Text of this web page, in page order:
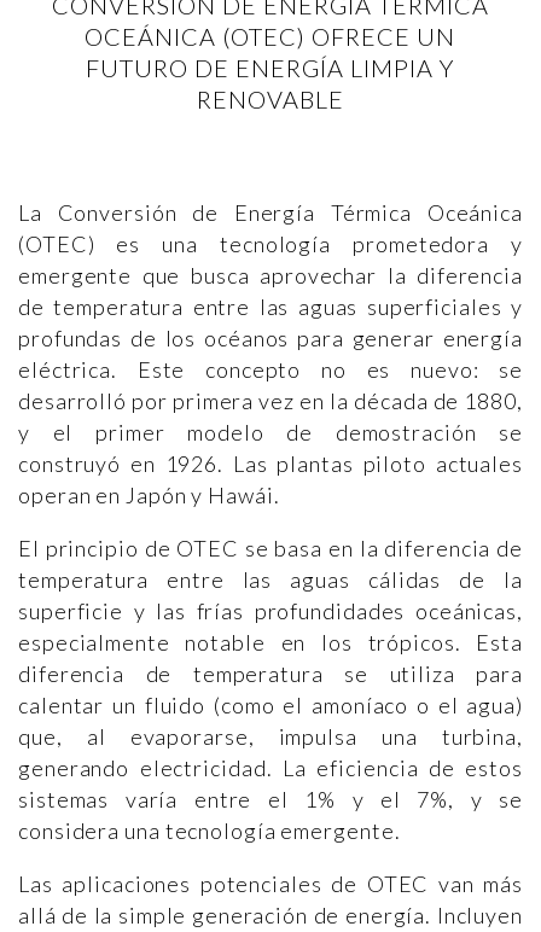
OCEÁNICA (OTEC) OFRECE UN
FUTURO DE ENERGÍA LIMPIA Y
RENOVABLE
La Conversión de Energía Térmica Oceánica
(OTEC) es una tecnología prometedora y
emergente que busca aprovechar la diferencia
de temperatura entre las aguas superficiales y
profundas de los océanos para generar energía
eléctrica. Este concepto no es nuevo: se
desarrolló por primera vez en la década de 1880,
y el primer modelo de demostración se
construyó en 1926. Las plantas piloto actuales
operan en Japón y Hawái​​.
El principio de OTEC se basa en la diferencia de
temperatura entre las aguas cálidas de la
superficie y las frías profundidades oceánicas,
especialmente notable en los trópicos. Esta
diferencia de temperatura se utiliza para
calentar un fluido (como el amoníaco o el agua)
que, al evaporarse, impulsa una turbina,
generando electricidad. La eficiencia de estos
sistemas varía entre el 1% y el 7%, y se
considera una tecnología emergente​​.
Las aplicaciones potenciales de OTEC van más
allá de la simple generación de energía. Incluyen